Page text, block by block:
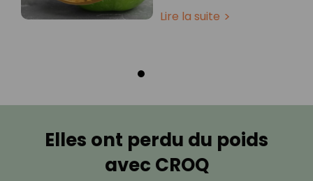
Lire la suite
Elles ont perdu du poids
avec CROQ